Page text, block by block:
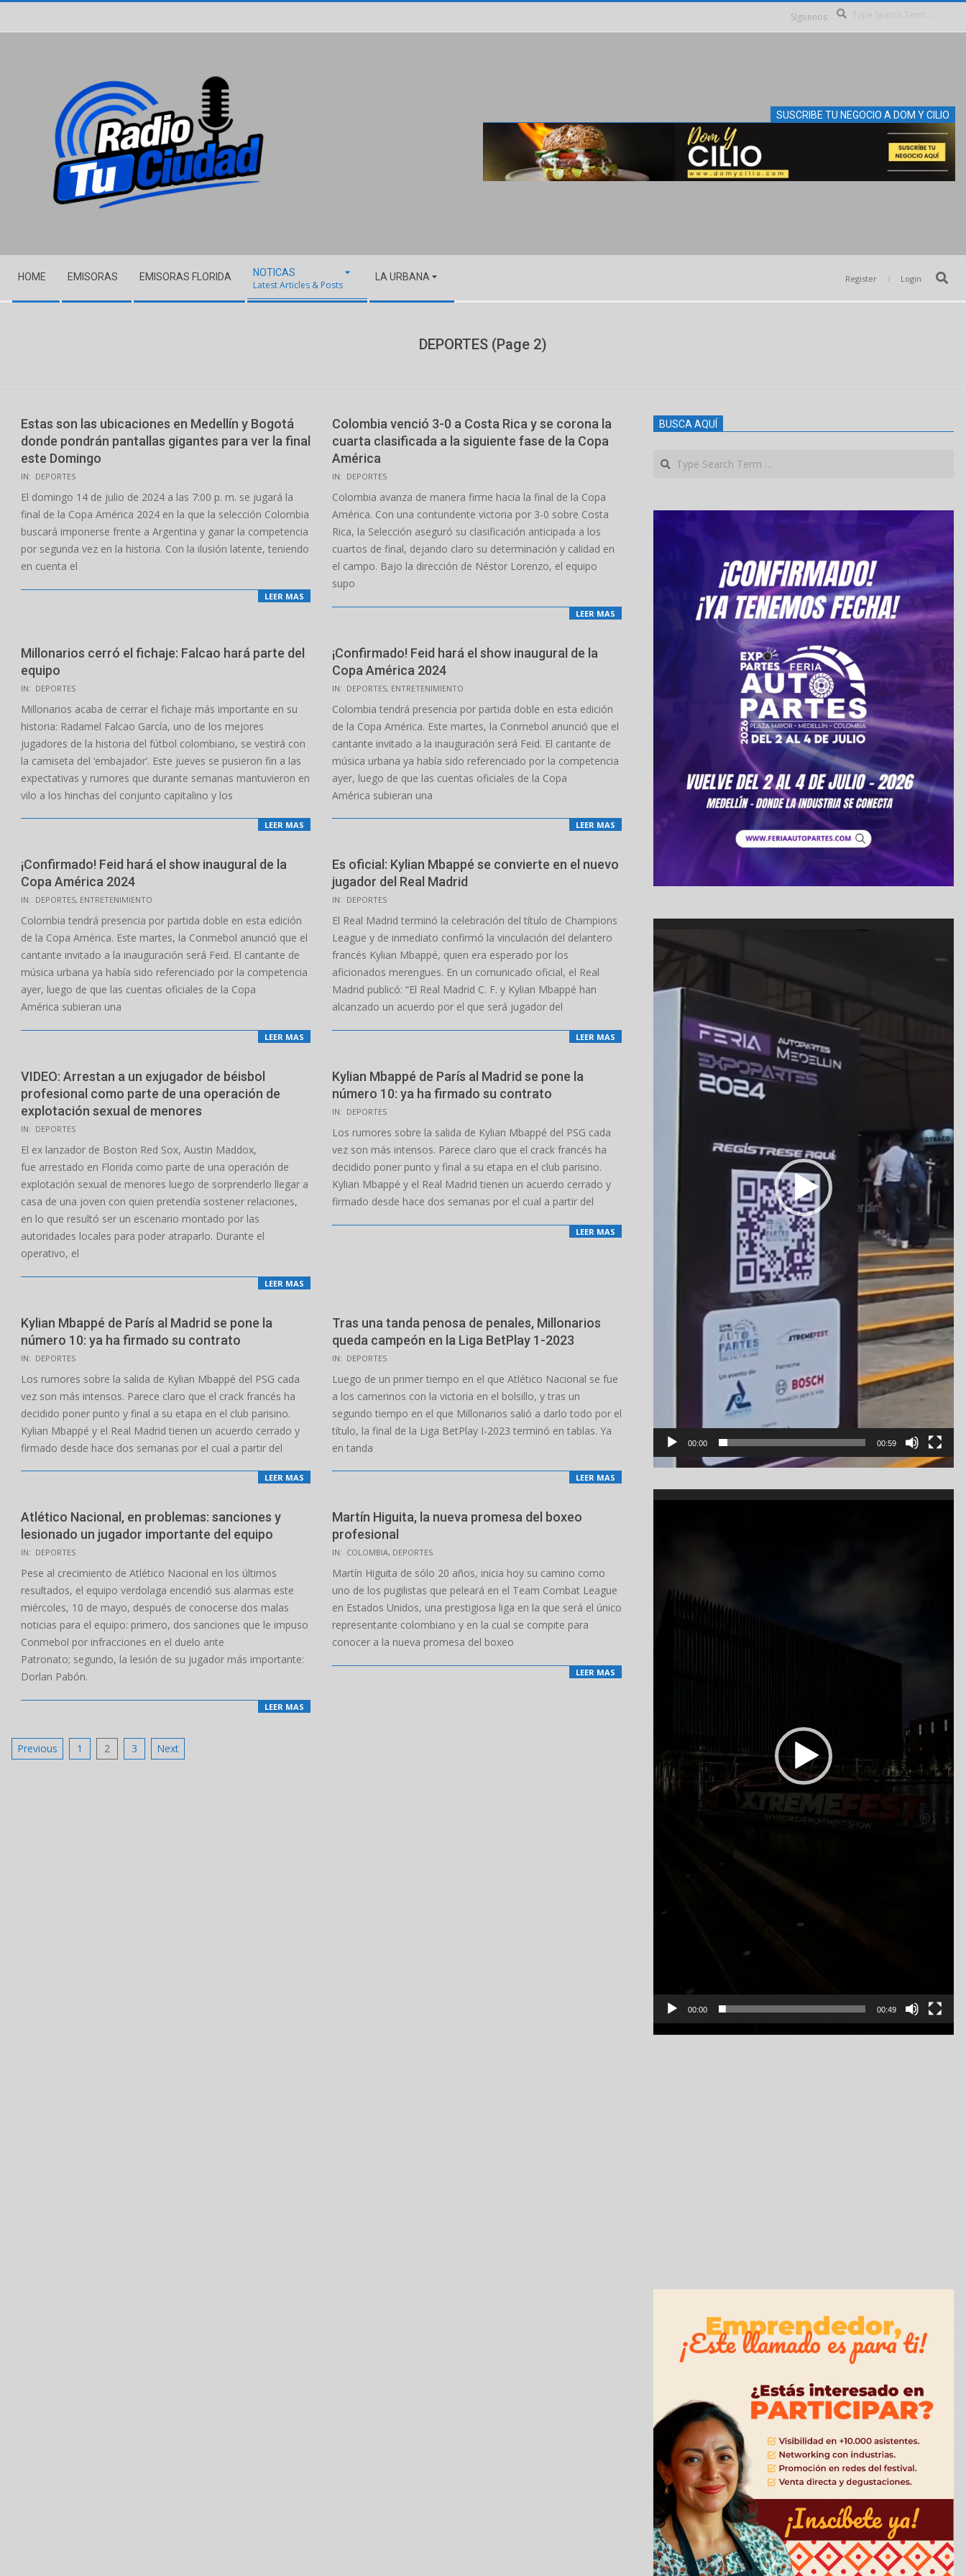
Síguenos
SUSCRIBE TU NEGOCIO A DOM Y CILIO
Navigation
Menu
HOME EMISORAS EMISORAS FLORIDA NOTICAS
Latest Articles & Posts
LA URBANA Register Login Search
DEPORTES (Page 2)
Estas son las ubicaciones en Medellín y Bogotá
donde pondrán pantallas gigantes para ver la final
este Domingo
2024-
07-
13
IN: DEPORTES
El domingo 14 de julio de 2024 a las 7:00 p. m. se jugará la
final de la Copa América 2024 en la que la selección Colombia
buscará imponerse frente a Argentina y ganar la competencia
por segunda vez en la historia. Con la ilusión latente, teniendo
en cuenta el
LEER MAS
Colombia venció 3-0 a Costa Rica y se corona la
cuarta clasificada a la siguiente fase de la Copa
América
2024-
06-
28
IN: DEPORTES
Colombia avanza de manera firme hacia la final de la Copa
América. Con una contundente victoria por 3-0 sobre Costa
Rica, la Selección aseguró su clasificación anticipada a los
cuartos de final, dejando claro su determinación y calidad en
el campo. Bajo la dirección de Néstor Lorenzo, el equipo
supo
LEER MAS
Millonarios cerró el fichaje: Falcao hará parte del
equipo
2024-
06-
20
IN: DEPORTES
Millonarios acaba de cerrar el fichaje más importante en su
historia: Radamel Falcao García, uno de los mejores
jugadores de la historia del fútbol colombiano, se vestirá con
la camiseta del ‘embajador’. Este jueves se pusieron fin a las
expectativas y rumores que durante semanas mantuvieron en
vilo a los hinchas del conjunto capitalino y los
LEER MAS
¡Confirmado! Feid hará el show inaugural de la
Copa América 2024
2024-
06-
19
IN: DEPORTES, ENTRETENIMIENTO
Colombia tendrá presencia por partida doble en esta edición
de la Copa América. Este martes, la Conmebol anunció que el
cantante invitado a la inauguración será Feid. El cantante de
música urbana ya había sido referenciado por la competencia
ayer, luego de que las cuentas oficiales de la Copa
América subieran una
LEER MAS
¡Confirmado! Feid hará el show inaugural de la
Copa América 2024
2024-
06-
19
IN: DEPORTES, ENTRETENIMIENTO
Colombia tendrá presencia por partida doble en esta edición
de la Copa América. Este martes, la Conmebol anunció que el
cantante invitado a la inauguración será Feid. El cantante de
música urbana ya había sido referenciado por la competencia
ayer, luego de que las cuentas oficiales de la Copa
América subieran una
LEER MAS
Es oficial: Kylian Mbappé se convierte en el nuevo
jugador del Real Madrid
2024-
06-
03
IN: DEPORTES
El Real Madrid terminó la celebración del título de Champions
League y de inmediato confirmó la vinculación del delantero
francés Kylian Mbappé, quien era esperado por los
aficionados merengues. En un comunicado oficial, el Real
Madrid publicó: “El Real Madrid C. F. y Kylian Mbappé han
alcanzado un acuerdo por el que será jugador del
LEER MAS
VIDEO: Arrestan a un exjugador de béisbol
profesional como parte de una operación de
explotación sexual de menores
2024-
05-
21
IN: DEPORTES
El ex lanzador de Boston Red Sox, Austin Maddox,
fue arrestado en Florida como parte de una operación de
explotación sexual de menores luego de sorprenderlo llegar a
casa de una joven con quien pretendía sostener relaciones,
en lo que resultó ser un escenario montado por las
autoridades locales para poder atraparlo. Durante el
operativo, el
LEER MAS
Kylian Mbappé de París al Madrid se pone la
número 10: ya ha firmado su contrato
2024-
02-
23
IN: DEPORTES
Los rumores sobre la salida de Kylian Mbappé del PSG cada
vez son más intensos. Parece claro que el crack francés ha
decidido poner punto y final a su etapa en el club parisino.
Kylian Mbappé y el Real Madrid tienen un acuerdo cerrado y
firmado desde hace dos semanas por el cual a partir del
LEER MAS
Kylian Mbappé de París al Madrid se pone la
número 10: ya ha firmado su contrato
2024-
02-
IN: DEPORTES
Los rumores sobre la salida de Kylian Mbappé del PSG cada
vez son más intensos. Parece claro que el crack francés ha
decidido poner punto y final a su etapa en el club parisino.
Kylian Mbappé y el Real Madrid tienen un acuerdo cerrado y
firmado desde hace dos semanas por el cual a partir del
LEER MAS
Tras una tanda penosa de penales, Millonarios
queda campeón en la Liga BetPlay 1-2023
2023-
06-
25
IN: DEPORTES
Luego de un primer tiempo en el que Atlético Nacional se fue
a los camerinos con la victoria en el bolsillo, y tras un
segundo tiempo en el que Millonarios salió a darlo todo por el
título, la final de la Liga BetPlay I-2023 terminó en tablas. Ya
en tanda
LEER MAS
Atlético Nacional, en problemas: sanciones y
lesionado un jugador importante del equipo
2023-
05-
10
IN: DEPORTES
Pese al crecimiento de Atlético Nacional en los últimos
resultados, el equipo verdolaga encendió sus alarmas este
miércoles, 10 de mayo, después de conocerse dos malas
noticias para el equipo: primero, dos sanciones que le impuso
Conmebol por infracciones en el duelo ante
Patronato; segundo, la lesión de su jugador más importante:
Dorlan Pabón.
LEER MAS
Martín Higuita, la nueva promesa del boxeo
profesional
2023-
04-
05
IN: COLOMBIA, DEPORTES
Martín Higuita de sólo 20 años, inicia hoy su camino como
uno de los pugilistas que peleará en el Team Combat League
en Estados Unidos, una prestigiosa liga en la que será el único
representante colombiano y en la cual se compite para
conocer a la nueva promesa del boxeo
LEER MAS
Posts
Previous 1 2 3 Next
BUSCA AQUÍ
Search
Player
00:00 00:59
00:00 00:49